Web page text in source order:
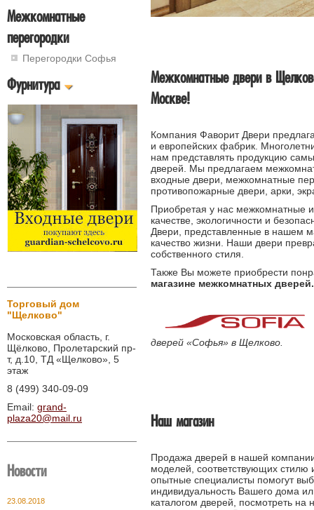
Межкомнатные
перегородки
Перегородки Софья
Фурнитура
Торговый дом
"Щелково"
Московская область, г.
Щёлково, Пролетарский пр-
т, д.10, ТД «Щелково», 5
этаж
8 (499) 340-09-09
Email: grand-
plaza20@mail.ru
Новости
23.08.2018
Межкомнатные двери в
Москве!
Компания Фаворит Двери
и европейских фабрик.
нам представлять продукцию
дверей. Мы предлагаем
входные двери, межкомнатные
противопожарные двери, арки,
Приобретая у нас межкомнатные
качестве, экологичности и
Двери, представленные в нашем
качество жизни. Наши двери
собственного стиля.
Также Вы можете приобрести
магазине межкомнатных дверей.
дверей «Софья» в Щелково.
Наш магазин
Продажа дверей в нашей
моделей, соответствующих
опытные специалисты помогут
индивидуальность Вашего дома
каталогом дверей, посмотреть